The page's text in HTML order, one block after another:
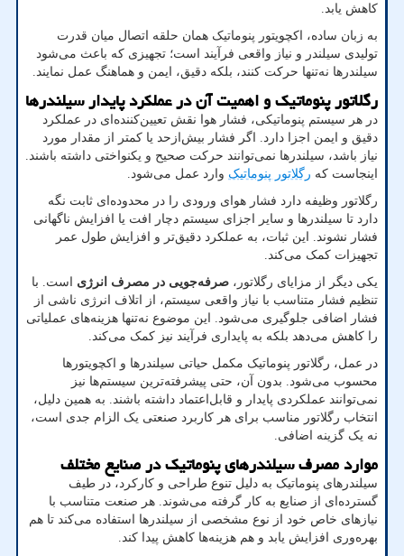
کاهش یابد
به زبان ساده، اکچویتور پنوماتیک همان حلقه اتصال میان قدرت
تولیدی سیلندر و نیاز واقعی فرآیند است؛ تجهیزی که باعث می‌شود
سیلندرها نه‌تنها حرکت کنند، بلکه دقیق، ایمن و هماهنگ عمل نمایند
رگلاتور پنوماتیک و اهمیت آن در عملکرد پایدار سیلندرها
در هر سیستم پنوماتیکی، فشار هوا نقش تعیین‌کننده‌ای در عملکرد
دقیق و ایمن اجزا دارد. اگر فشار بیش‌ازحد یا کمتر از مقدار مورد
نیاز باشد، سیلندرها نمی‌توانند حرکت صحیح و یکنواختی داشته باشند.
اینجاست که رگلاتور پنوماتیک وارد عمل می‌شود.
رگلاتور وظیفه دارد فشار هوای ورودی را در محدوده‌ای ثابت نگه
دارد تا سیلندرها و سایر اجزای سیستم دچار افت یا افزایش ناگهانی
فشار نشوند. این ثبات، به عملکرد دقیق‌تر و افزایش طول عمر
تجهیزات کمک می‌کند
یکی دیگر از مزایای رگلاتور، صرفه‌جویی در مصرف انرژی است. با
تنظیم فشار متناسب با نیاز واقعی سیستم، از اتلاف انرژی ناشی از
فشار اضافی جلوگیری می‌شود. این موضوع نه‌تنها هزینه‌های عملیاتی
را کاهش می‌دهد بلکه به پایداری فرآیند نیز کمک می‌کند
در عمل، رگلاتور پنوماتیک مکمل حیاتی سیلندرها و اکچویتورها
محسوب می‌شود. بدون آن، حتی پیشرفته‌ترین سیستم‌ها نیز
نمی‌توانند عملکردی پایدار و قابل‌اعتماد داشته باشند. به همین دلیل،
انتخاب رگلاتور مناسب برای هر کاربرد صنعتی یک الزام جدی است،
نه یک گزینه اضافی
موارد مصرف سیلندرهای پنوماتیک در صنایع مختلف
سیلندرهای پنوماتیک به دلیل تنوع طراحی و کارکرد، در طیف
گسترده‌ای از صنایع به کار گرفته می‌شوند. هر صنعت متناسب با
نیازهای خاص خود از نوع مشخصی از سیلندرها استفاده می‌کند تا هم
بهره‌وری افزایش یابد و هم هزینه‌ها کاهش پیدا کند